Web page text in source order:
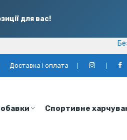
для вас!
Доставка і оплата
Спортивне